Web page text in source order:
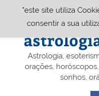
Portal
Astrologia,
orações,
sonhos,
"este site utiliza
consentir a sua